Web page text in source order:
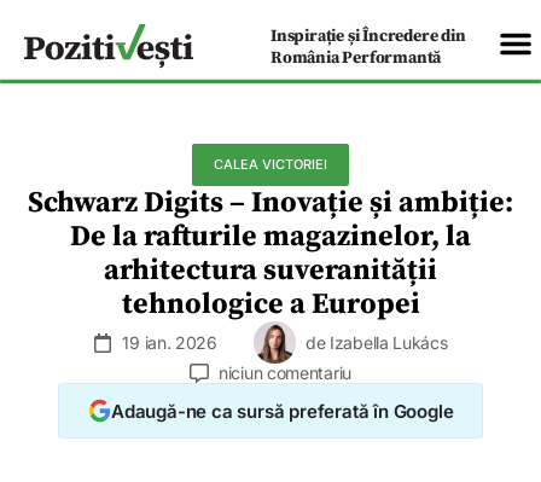
Inspirație și Încredere din
România Performantă
CALEA VICTORIEI
Schwarz Digits – Inovație și ambiție:
De la rafturile magazinelor, la
arhitectura suveranității
tehnologice a Europei
19 ian. 2026 de Izabella Lukács
niciun comentariu
Adaugă-ne ca sursă preferată în Google